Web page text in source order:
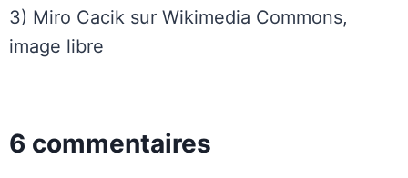
3) Miro Cacik sur Wikimedia Commons,
image libre
6 commentaires